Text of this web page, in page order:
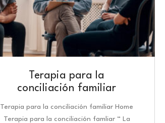
Terapia para la
conciliación familiar
Terapia para la conciliación familiar Home
Terapia para la conciliación famliar “ La